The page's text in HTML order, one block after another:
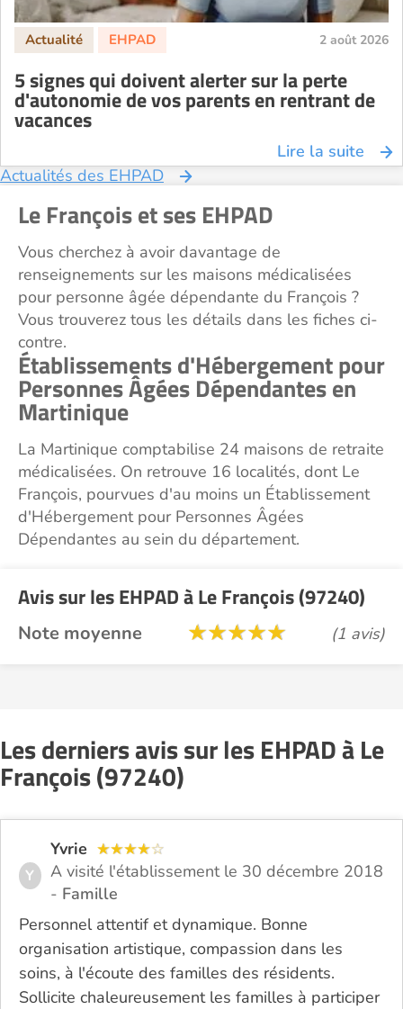
2 août 2026
5 signes qui doivent alerter sur la perte
d'autonomie de vos parents en rentrant de
vacances
Lire la suite
Actualités des EHPAD
Le François et ses EHPAD
Vous cherchez à avoir davantage de
renseignements sur les maisons médicalisées
pour personne âgée dépendante du François ?
Vous trouverez tous les détails dans les fiches ci-
contre.
Établissements d'Hébergement pour
Personnes Âgées Dépendantes en
Martinique
La Martinique comptabilise 24 maisons de retraite
médicalisées. On retrouve 16 localités, dont Le
François, pourvues d'au moins un Établissement
d'Hébergement pour Personnes Âgées
Dépendantes au sein du département.
Avis sur les EHPAD à Le François (97240)
Note moyenne (1 avis)
Les derniers avis sur les EHPAD à Le
François (97240)
Y
Yvrie
A visité l'établissement le 30 décembre 2018
- Famille
Personnel attentif et dynamique. Bonne
organisation artistique, compassion dans les
soins, à l'écoute des familles des résidents.
Sollicite chaleureusement les familles à participer